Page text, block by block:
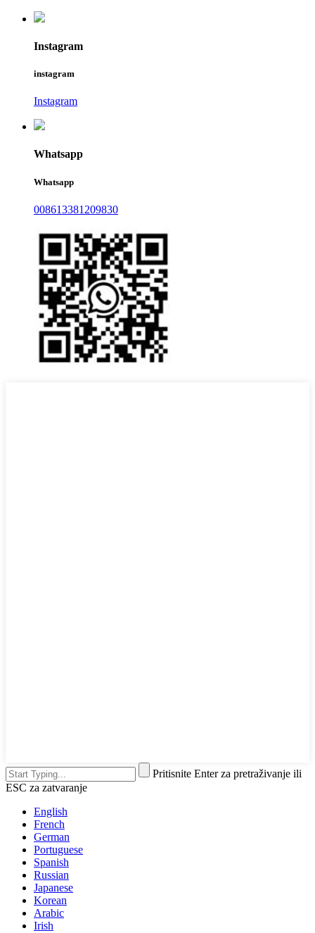
Instagram
instagram
Instagram
Whatsapp
Whatsapp
008613381209830
Pritisnite Enter za pretraživanje ili
ESC za zatvaranje
English
French
German
Portuguese
Spanish
Russian
Japanese
Korean
Arabic
Irish